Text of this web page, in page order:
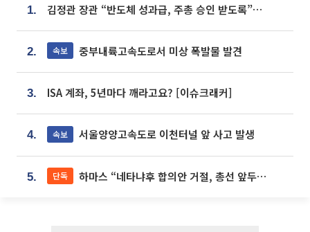
1. 김정관 장관 “반도체 성과급, 주총 승인 받도록”…상법·자본시장법 개정 시사
2. 속보 중부내륙고속도로서 미상 폭발물 발견
3. ISA 계좌, 5년마다 깨라고요? [이슈크래커]
4. 속보 서울양양고속도로 이천터널 앞 사고 발생
5. 단독 하마스 “네타냐후 합의안 거절, 총선 앞두고 시간 끌기”